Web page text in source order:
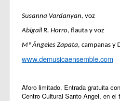
Susanna Vardanyan, voz
Abigail R. Horro, flauta y voz
Mª Ángeles Zapata, campanas y
www.demusicaensemble.com
Aforo limitado. Entrada gratuita
Centro Cultural Santo Angel, en el